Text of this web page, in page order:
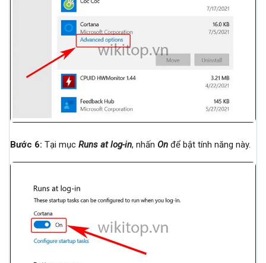
Bước 6: Tại mục Runs at log-in, nhấn On để bật tính năng này.